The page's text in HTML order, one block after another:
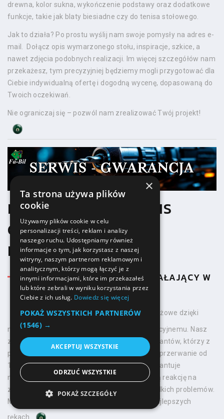
drewna, kolor sukna, wykończenie podstawy oraz dodatkowe
funkcje, takie jak blaty biesiadne czy do tenisa stołowego.
Jak to działa? Po prostu wyślij nam swoje pomysły na adres e-
mail. Dołącz opis wymarzonego stołu, inspiracje, szkice, a
nawet zdjęcia podobnych realizacji. Im więcej szczegółów nam
przekażesz, tym precyzyjniej będziemy mogli przygotować dla
Ciebie indywidualną ofertę i dogodną wycenę, dopasowaną do
Twoich oczekiwań.
Nie ograniczaj się – pozwól nam zrealizować Twój projekt!
KOMPLEKSOWY SERWIS
GWARANCYJNY I
POGWARANCYJNY
NASZ ZESPÓŁ TO LUDZIE DZIAŁAJĄCY W
TEMACIE OD 1992 ROKU
Zapewniamy pełne wsparcie posprzedażowe dzięki
naszemu profesjonalnemu serwisowi gwarancyjnemu. Nasz
zespół składa się z wykwalifikowanych serwisantów, którzy z
pasją i zaangażowaniem pracują w branży nieprzerwanie od
1992 roku. To wieloletnie doświadczenie gwarantuje
najwyższą jakość świadczonych usług, szybką reakcję na
zgłoszenia oraz skuteczne rozwiązania wszelkich problemów.
Możesz być pewien, że Twój produkt jest w najlepszych
rękach.
×
Ta strona używa plików
cookie
Używamy plików cookie w celu
personalizacji treści, reklam i analizy
naszego ruchu. Udostępniamy również
informacje o tym, jak korzystasz z naszej
witryny, naszym partnerom reklamowym i
analitycznym, którzy mogą łączyć je z
innymi informacjami, które im przekazałeś
lub które zebrali w wyniku korzystania przez
Ciebie z ich usług. Dowiedz się więcej
POKAŻ WSZYSTKICH PARTNERÓW
(1546) →
AKCEPTUJ WSZYSTKIE
ODRZUĆ WSZYSTKIE
POKAŻ SZCZEGÓŁY